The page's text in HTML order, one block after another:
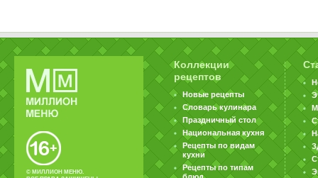
© МИЛЛИОН МЕНЮ.
Коллекции
рецептов
Новые рецепты
Словарь кулинара
Праздничный стол
Национальная кухня
Рецепты по видам
кухни
Рецепты по типам